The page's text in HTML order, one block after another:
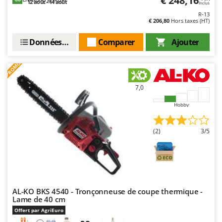
Master
Michelin
Mille
Minox
Mockmill
More than chef
MTD
12 août - 14 août Inclus
R-13
€ 206,80 Hors taxes (HT)
Ajouter
Comparer
Données techniques
PROMO
7,0
Hobby
(2) 3/5
AL-KO BKS 4540 - Tronçonneuse de coupe thermique -
Lame de 40 cm
Offert par AgriEuro